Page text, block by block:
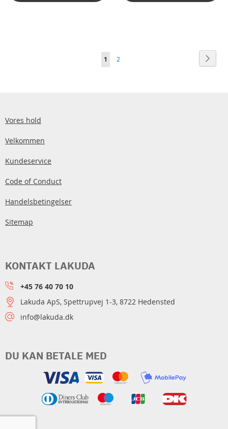
Du
1 Side
2
Vores hold
Velkommen
Kundeservice
Code of Conduct
Handelsbetingelser
Sitemap
DU KAN BETALE MED
KONTAKT LAKUDA
+45 76 40 70 10
Lakuda ApS, Spettrupvej 1-3, 8722 Hedensted
info@lakuda.dk